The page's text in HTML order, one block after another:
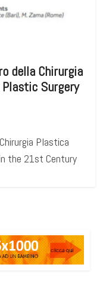
della Chirurgia
Surgery
Plastica
the 21st Century